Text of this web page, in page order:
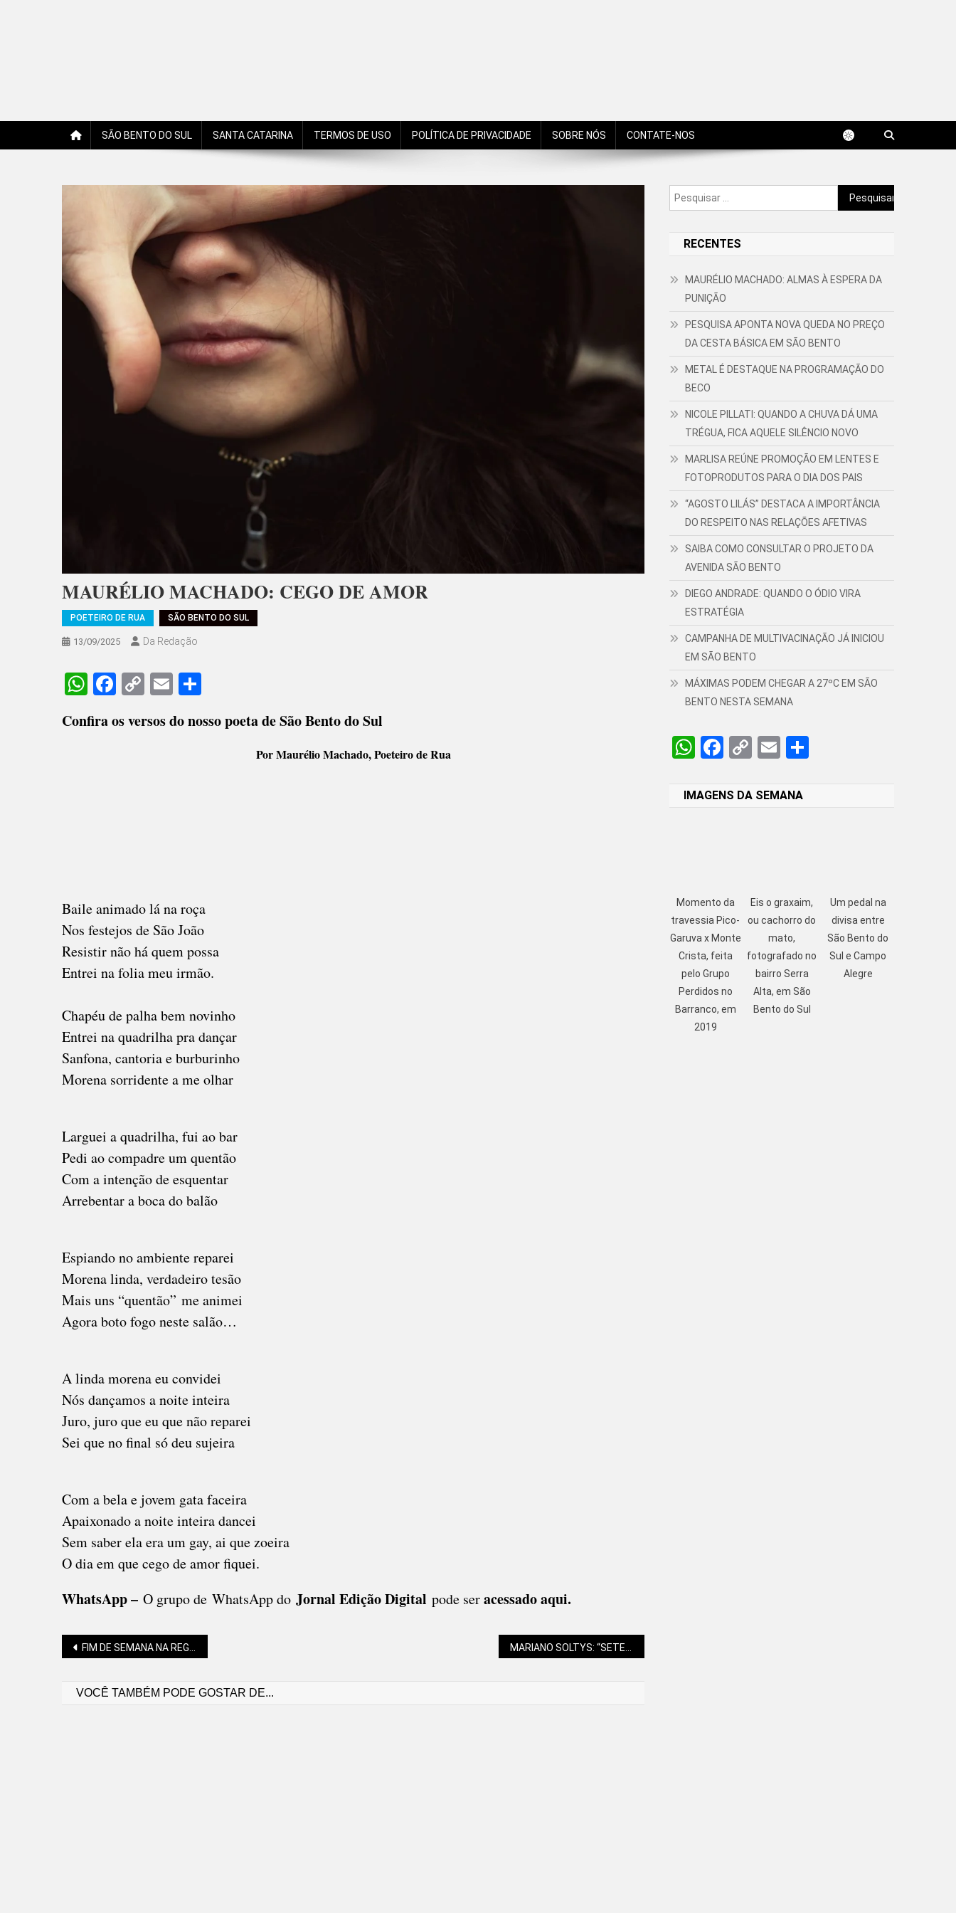
SÃO BENTO DO SUL SANTA CATARINA TERMOS DE USO POLÍTICA DE PRIVACIDADE SOBRE NÓS CONTATE-NOS
MAURÉLIO MACHADO: CEGO DE AMOR
POETEIRO DE RUA SÃO BENTO DO SUL
13/09/2025 Da Redação
WhatsApp
Facebook
CopyEmail
Confira os versos do nosso poeta de São Bento do Sul
Por Maurélio Machado, Poeteiro de Rua
Baile animado lá na roça
Nos festejos de São João
Resistir não há quem possa
Entrei na folia meu irmão.
Chapéu de palha bem novinho
Entrei na quadrilha pra dançar
Sanfona, cantoria e burburinho
Morena sorridente a me olhar
Larguei a quadrilha, fui ao bar
Pedi ao compadre um quentão
Com a intenção de esquentar
Arrebentar a boca do balão
Espiando no ambiente reparei
Morena linda, verdadeiro tesão
Mais uns “quentão” me animei
Agora boto fogo neste salão…
A linda morena eu convidei
Nós dançamos a noite inteira
Juro, juro que eu que não reparei
Sei que no final só deu sujeira
Com a bela e jovem gata faceira
Apaixonado a noite inteira dancei
Sem saber ela era um gay, ai que zoeira
O dia em que cego de amor fiquei.
WhatsApp – O grupo de WhatsApp do Jornal Edição Digital pode seracessado aqui.
Navegação
FIM DE SEMANA NA REGIÃO SEM PREVISÃO DE CHUVA
VOCÊ TAMBÉM PODE GOSTAR DE...
Pesquisar
por:
RECENTES
MAURÉLIO MACHADO: ALMAS À ESPERA DA
PUNIÇÃO
PESQUISA APONTA NOVA QUEDA NO PREÇO
DA CESTA BÁSICA EM SÃO BENTO
METAL É DESTAQUE NA PROGRAMAÇÃO DO
BECO
NICOLE PILLATI: QUANDO A CHUVA DÁ UMA
TRÉGUA, FICA AQUELE SILÊNCIO NOVO
MARLISA REÚNE PROMOÇÃO EM LENTES E
FOTOPRODUTOS PARA O DIA DOS PAIS
“AGOSTO LILÁS” DESTACA A IMPORTÂNCIA
DO RESPEITO NAS RELAÇÕES AFETIVAS
SAIBA COMO CONSULTAR O PROJETO DA
AVENIDA SÃO BENTO
DIEGO ANDRADE: QUANDO O ÓDIO VIRA
ESTRATÉGIA
CAMPANHA DE MULTIVACINAÇÃO JÁ INICIOU
EM SÃO BENTO
MÁXIMAS PODEM CHEGAR A 27ºC EM SÃO
BENTO NESTA SEMANA
WhatsApp
Facebook
CopyEmail
IMAGENS DA SEMANA
Momento da
travessia Pico-
Garuva x Monte
Crista, feita
pelo Grupo
Perdidos no
Barranco, em
2019
Eis o graxaim,
ou cachorro do
mato,
fotografado no
bairro Serra
Alta, em São
Bento do Sul
Um pedal na
divisa entre
São Bento do
Sul e Campo
Alegre